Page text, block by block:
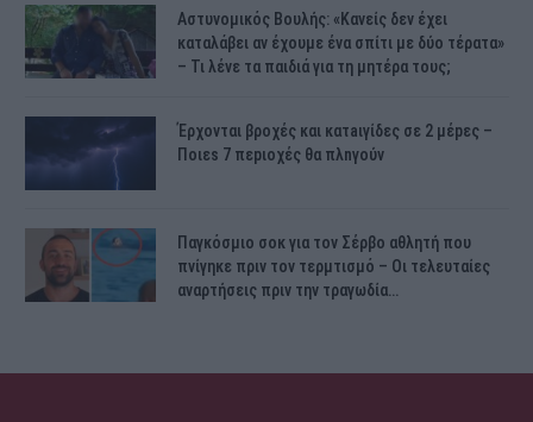
Αστυνομικός Bουλής: «Κανείς δεν έχει
καταλάβει αν έχουμε ένα σπίτι με δύο τέρατα»
– Τι λένε τα παιδιά για τη μητέρα τους;
Έρχονται βροχές και κατaιγίδες σε 2 μέpες –
Ποιεs 7 πεpιοχές θα πλnγούν
Παγκόσμιο σοκ για τον Σέρβο αθλητή που
πνίγηκε πριν τον τερμτισμό – Οι τελευταίες
αναρτήσεις πριν την τραγωδία…